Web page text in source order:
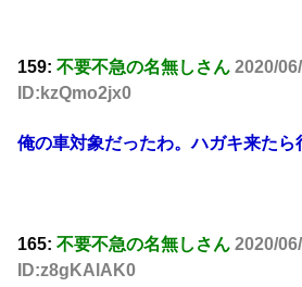
159: 不要不急の名無しさん 2020/
ID:kzQmo2jx0
俺の車対象だったわ。ハガキ来たら
165: 不要不急の名無しさん 2020/
ID:z8gKAlAK0